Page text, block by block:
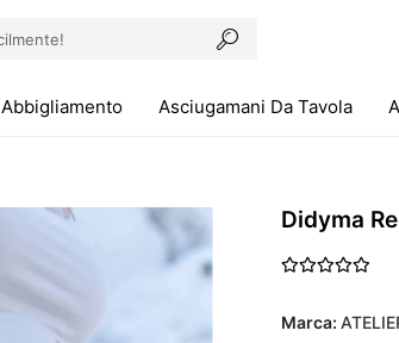
Abbigliamento Asciugamani Da Tavola
Didyma
Marca: